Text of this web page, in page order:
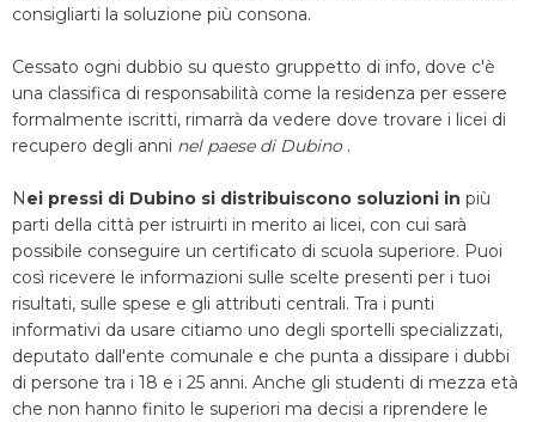
consigliarti la soluzione più consona.
Cessato ogni dubbio su questo gruppetto di info, dove c'è
una classifica di responsabilità come la residenza per essere
formalmente iscritti, rimarrà da vedere dove trovare i licei di
recupero degli anni nel paese di Dubino .
Nei pressi di Dubino si distribuiscono soluzioni in più
parti della città per istruirti in merito ai licei, con cui sarà
possibile conseguire un certificato di scuola superiore. Puoi
così ricevere le informazioni sulle scelte presenti per i tuoi
risultati, sulle spese e gli attributi centrali. Tra i punti
informativi da usare citiamo uno degli sportelli specializzati,
deputato dall'ente comunale e che punta a dissipare i dubbi
di persone tra i 18 e i 25 anni. Anche gli studenti di mezza età
che non hanno finito le superiori ma decisi a riprendere le